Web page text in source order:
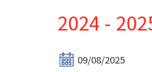
2024 -
09/08/2025